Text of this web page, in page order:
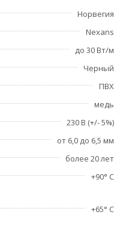
Норвегия
Nexans
до 30 Вт/м
Черный
ПВХ
медь
230 В (+/- 5%)
от 6,0 до 6,5 мм
более 20 лет
+90° C
+65° C